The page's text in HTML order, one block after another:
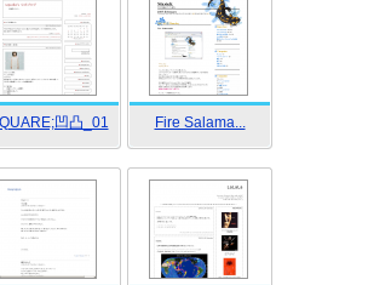
凹凸_01 Fire Salama...